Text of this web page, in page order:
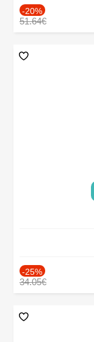
-20%
51.64€
-25%
34.05€